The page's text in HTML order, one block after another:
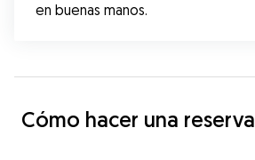
en buenas manos.
Cómo hacer una reserva